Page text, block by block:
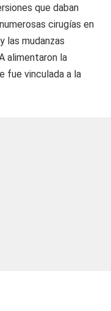
que daban
cirugías en
las mudanzas
alimentaron la
fue vinculada a la